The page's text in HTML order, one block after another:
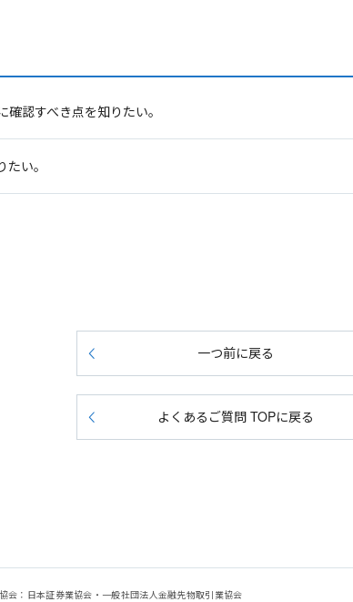
確認すべき点を知りたい。
い。
一つ前に戻る
よくあるご質問 TOPに戻る
：日本証券業協会・一般社団法人金融先物取引業協会